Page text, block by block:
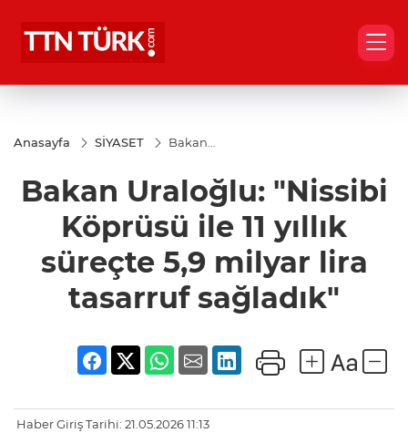
Anasayfa SİYASET
Bakan
Köprüsü
ile 11
yıllık
süreçte
milyar
lira
tasarruf
sağladık"
Bakan Uraloğlu: "Nissibi
Köprüsü ile 11 yıllık
süreçte 5,9 milyar lira
tasarruf sağladık"
Haber Giriş Tarihi: 21.05.2026 11:13